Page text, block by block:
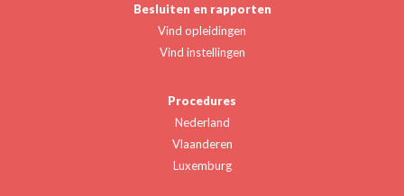
Besluiten en rapporten
Vind opleidingen
Vind instellingen
Procedures
Nederland
Vlaanderen
Luxemburg